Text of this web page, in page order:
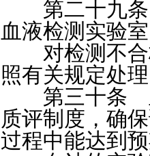
第二十九条
血液检测实验
对检测不合
照有关规定处
第三十条 血
质评制度，确
过程中能达到